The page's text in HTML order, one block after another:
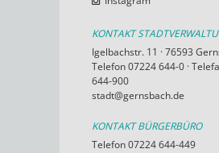
KONTAKT
Igelbachstr. 11 · 76593
Telefon 07224 644-0 ·
644-900
stadt@gernsbach.de
KONTAKT BÜRGERBÜRO
Telefon 07224 644-449